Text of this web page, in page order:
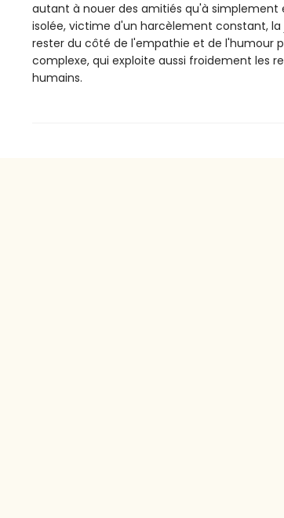
autant à nouer des amitiés qu'à simplement
isolée, victime d'un harcèlement constant,
rester du côté de l'empathie et de l'humour
complexe, qui exploite aussi froidement les
humains.